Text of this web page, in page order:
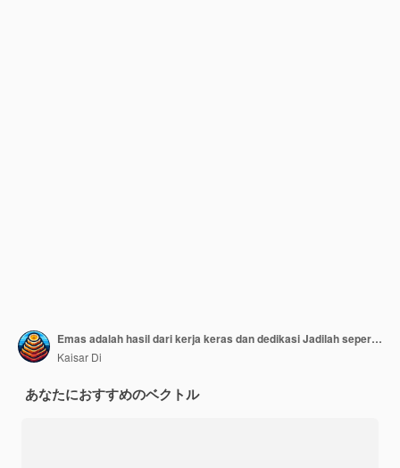
Emas adalah hasil dari kerja keras dan dedikasi Jadilah seperti emas berkilau dan bernilai (エマスは強く働いたり献身したりした)
Kaisar Di
あなたにおすすめのベクトル